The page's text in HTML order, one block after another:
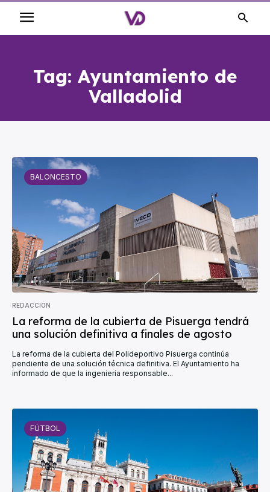
Tag: Ayuntamiento de
Valladolid
BALONCESTO
REDACCIÓN
La reforma de la cubierta de Pisuerga tendrá
una solución definitiva a finales de agosto
La reforma de la cubierta del Polideportivo Pisuerga continúa
pendiente de una solución técnica definitiva. El Ayuntamiento ha
informado de que la ingeniería responsable...
FÚTBOL